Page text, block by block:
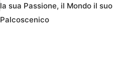
la sua Passione, il Mondo il suo
Palcoscenico